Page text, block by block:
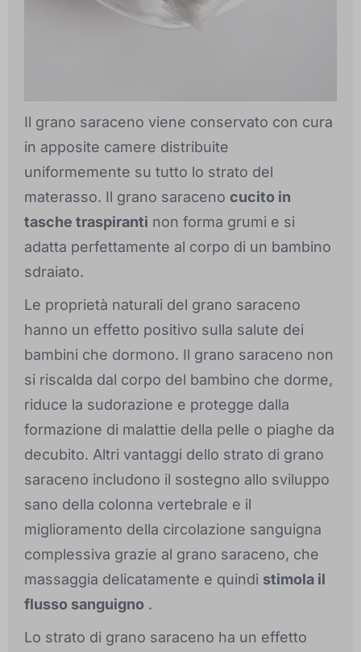
Il grano saraceno viene conservato con cura
in apposite camere distribuite
uniformemente su tutto lo strato del
materasso. Il grano saraceno cucito in
tasche traspiranti non forma grumi e si
adatta perfettamente al corpo di un bambino
sdraiato.
Le proprietà naturali del grano saraceno
hanno un effetto positivo sulla salute dei
bambini che dormono. Il grano saraceno non
si riscalda dal corpo del bambino che dorme,
riduce la sudorazione e protegge dalla
formazione di malattie della pelle o piaghe da
decubito. Altri vantaggi dello strato di grano
saraceno includono il sostegno allo sviluppo
sano della colonna vertebrale e il
miglioramento della circolazione sanguigna
complessiva grazie al grano saraceno, che
massaggia delicatamente e quindi stimola il
flusso sanguigno .
Lo strato di grano saraceno ha un effetto